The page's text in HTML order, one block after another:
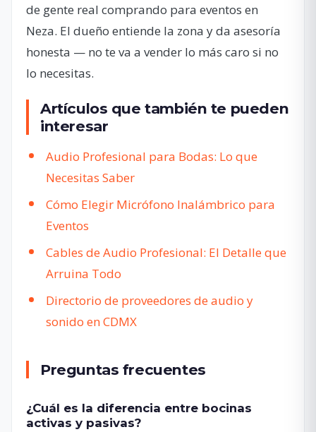
de gente real comprando para eventos en
Neza. El dueño entiende la zona y da asesoría
honesta — no te va a vender lo más caro si no
lo necesitas.
Artículos que también te pueden
interesar
Audio Profesional para Bodas: Lo que
Necesitas Saber
Cómo Elegir Micrófono Inalámbrico para
Eventos
Cables de Audio Profesional: El Detalle que
Arruina Todo
Directorio de proveedores de audio y
sonido en CDMX
Preguntas frecuentes
¿Cuál es la diferencia entre bocinas
activas y pasivas?